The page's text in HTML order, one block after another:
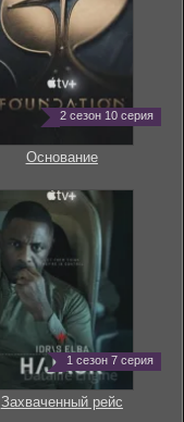
2 сезон 10 серия
Основание
1 сезон 7 серия
Захваченный рейс